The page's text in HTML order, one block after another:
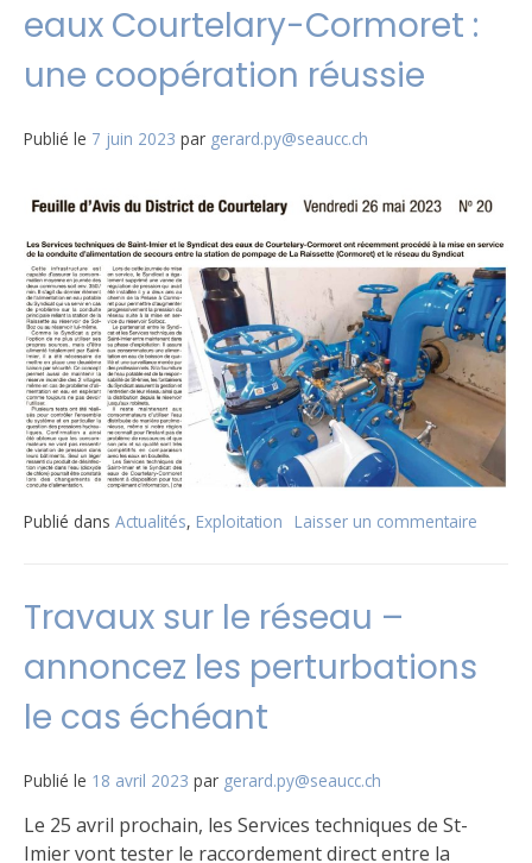
eaux Courtelary-Cormoret :
une coopération réussie
Publié le 7 juin 2023 par gerard.py@seaucc.ch
Publié dans Actualités, Exploitation Laisser un commentaire
Travaux sur le réseau –
annoncez les perturbations
le cas échéant
Publié le 18 avril 2023 par gerard.py@seaucc.ch
Le 25 avril prochain, les Services techniques de St-
Imier vont tester le raccordement direct entre la